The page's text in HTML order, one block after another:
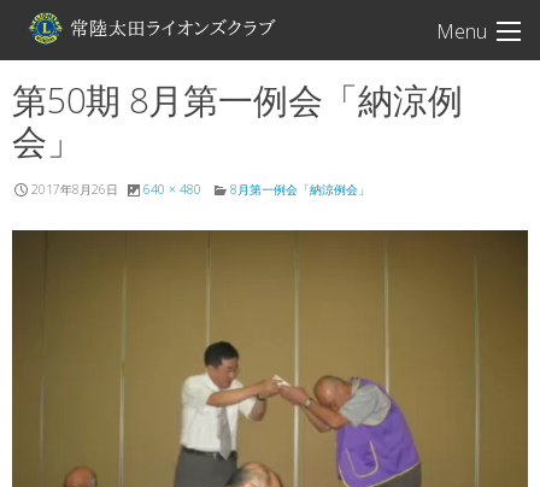
Menu
常陸太田ライオン
第50期 8月第一例会「納涼例
会」
2017年8月26日 640 × 480 8月第一例会「納涼例会」